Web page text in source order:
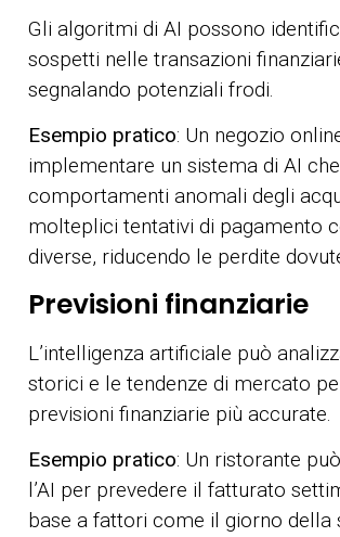
Gli algoritmi di AI possono
sospetti nelle transazioni
segnalando potenziali frodi.
Esempio pratico: Un negozio
implementare un sistema di AI
comportamenti anomali degli
molteplici tentativi di pagamento
diverse, riducendo le perdite
Previsioni finanziarie
L’intelligenza artificiale può
storici e le tendenze di mercato
previsioni finanziarie più accurate.
Esempio pratico: Un ristorante
l’AI per prevedere il fatturato
base a fattori come il giorno della